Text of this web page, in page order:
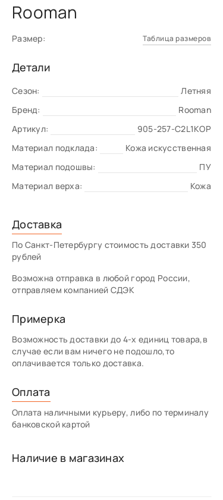
Rooman
Размер: Таблица размеров
Детали
Сезон:
Летняя
Бренд:
Rooman
Артикул:
905-257-C2L1КОР
Материал подклада:
Кожа искусственная
Материал подошвы:
ПУ
Материал верха:
Кожа
Доставка
По Санкт-Петербургу стоимость доставки 350
рублей
Возможна отправка в любой город России,
отправляем компанией СДЭК
Примерка
Возможность доставки до 4-х единиц товара,в
случае если вам ничего не подошло,то
оплачивается только доставка.
Оплата
Оплата наличными курьеру, либо по терминалу
банковской картой
Наличие в магазинах